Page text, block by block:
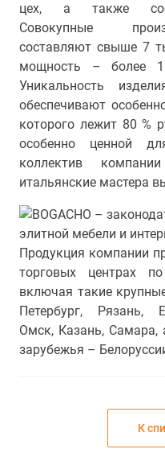
цех, а также
Совокупные
составляют свыше 7
мощность – более
Уникальность
обеспечивают
которого лежит 80 %
особенно ценной
коллектив
итальянские мастера
Продукция компании
торговых центрах
включая такие
Петербург, Рязань,
Омск, Казань, Самара,
зарубежья –
К